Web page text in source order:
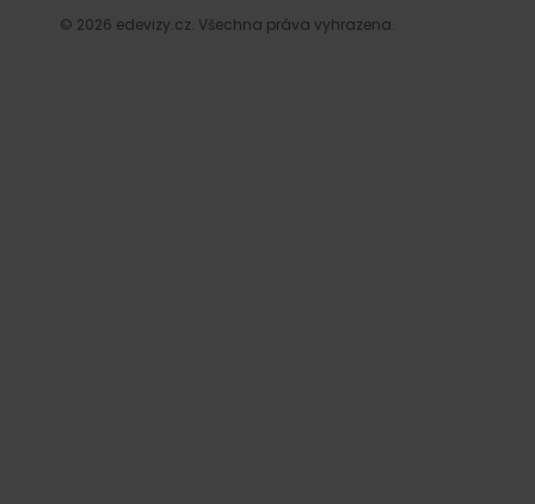
© 2026 edevizy.cz. Všechna práva vyhrazena.